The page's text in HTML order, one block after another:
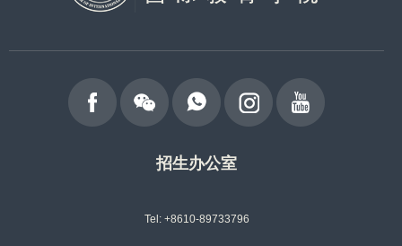
招生办公室
Tel: +8610-89733796